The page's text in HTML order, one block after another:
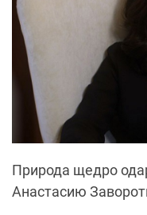
Природа щедро
Анастасию